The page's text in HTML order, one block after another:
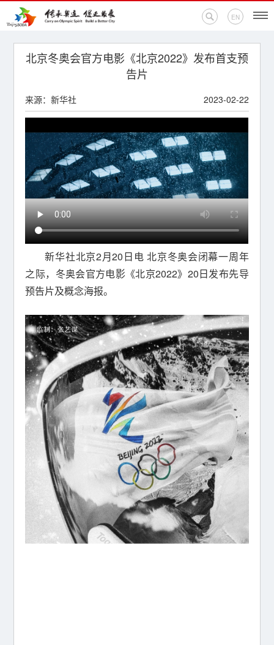
EN
首页
活动专题
奥运百科
奥促机构
奥运之家
联系我们
北京冬奥会官方电影《北京2022》发布首支预
告片
来源：新华社 2023-02-22
新华社北京2月20日电 北京冬奥会闭幕一周年
之际，冬奥会官方电影《北京2022》20日发布先导
预告片及概念海报。